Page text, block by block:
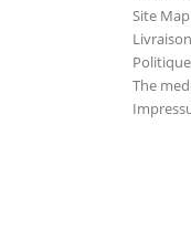
Site Map
The